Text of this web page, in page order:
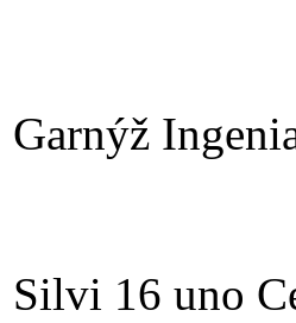
Garnýž
Silvi 16 uno